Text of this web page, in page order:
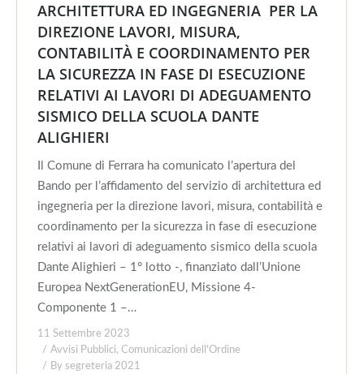
ARCHITETTURA ED INGEGNERIA PER LA
DIREZIONE LAVORI, MISURA,
CONTABILITÀ E COORDINAMENTO PER
LA SICUREZZA IN FASE DI ESECUZIONE
RELATIVI AI LAVORI DI ADEGUAMENTO
SISMICO DELLA SCUOLA DANTE
ALIGHIERI
Il Comune di Ferrara ha comunicato l’apertura del
Bando per l’affidamento del servizio di architettura ed
ingegneria per la direzione lavori, misura, contabilità e
coordinamento per la sicurezza in fase di esecuzione
relativi ai lavori di adeguamento sismico della scuola
Dante Alighieri – 1° lotto -, finanziato dall’Unione
Europea NextGenerationEU, Missione 4-
Componente 1 –…
11 Settembre 2023
Avvisi Pubblici, Comunicazioni dell'Ordine
By segreteria 2021